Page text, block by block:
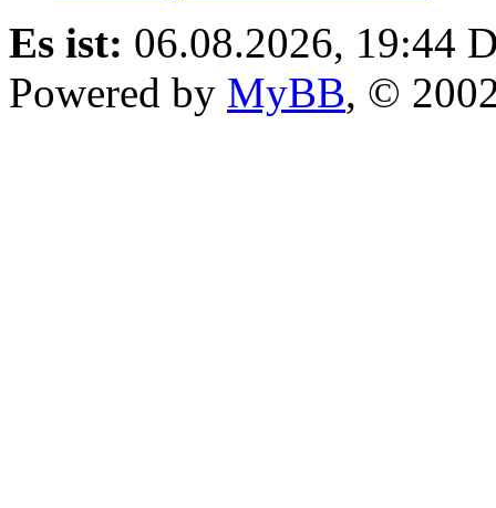
Es ist: 06.08.2026, 19:44
Powered by MyBB, ©